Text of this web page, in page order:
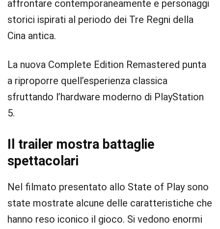
affrontare contemporaneamente e personaggi
storici ispirati al periodo dei Tre Regni della
Cina antica.
La nuova Complete Edition Remastered punta
a riproporre quell’esperienza classica
sfruttando l’hardware moderno di PlayStation
5.
Il trailer mostra battaglie
spettacolari
Nel filmato presentato allo State of Play sono
state mostrate alcune delle caratteristiche che
hanno reso iconico il gioco. Si vedono enormi